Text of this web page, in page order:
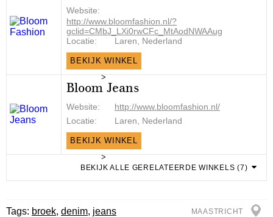
Website:
http://www.bloomfashion.nl/?
gclid=CMbJ_LXi0rwCFc_MtAodNWAAug
Locatie:
Laren, Nederland
BEKIJK WINKEL
>
Bloom Jeans
Website:
http://www.bloomfashion.nl/
Locatie:
Laren, Nederland
BEKIJK WINKEL
>
BEKIJK ALLE GERELATEERDE WINKELS (7)
Tags: broek, denim, jeans MAASTRICHT